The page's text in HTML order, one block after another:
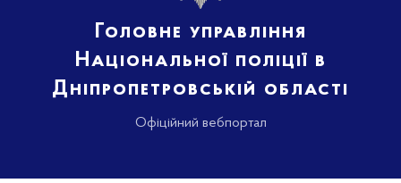
Головне управління
Національної поліції в
Дніпропетровській області
Офіційний вебпортал